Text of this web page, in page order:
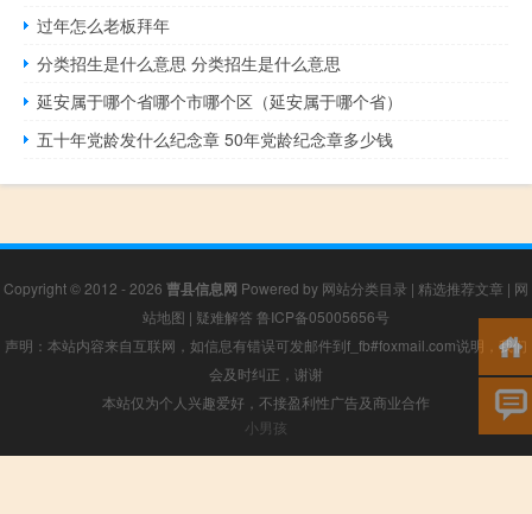
过年怎么老板拜年
分类招生是什么意思 分类招生是什么意思
延安属于哪个省哪个市哪个区（延安属于哪个省）
五十年党龄发什么纪念章 50年党龄纪念章多少钱
Copyright © 2012 - 2026 曹县信息网 Powered by 网站分类目录 | 精选推荐文章 | 网
站地图 | 疑难解答 鲁ICP备05005656号
声明：本站内容来自互联网，如信息有错误可发邮件到f_fb#foxmail.com说明，我们
会及时纠正，谢谢
本站仅为个人兴趣爱好，不接盈利性广告及商业合作
小男孩